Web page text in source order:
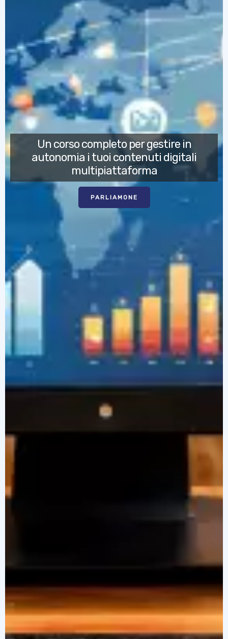
Un corso completo per gestire in
autonomia i tuoi contenuti digitali
multipiattaforma
PARLIAMONE